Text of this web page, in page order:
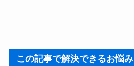
この記事で解決できるお悩み